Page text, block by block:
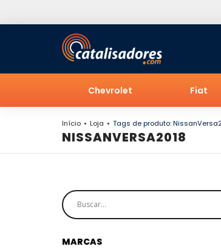
Chevrolet Fiat
Início Loja Tags de produto:
NISSANVERSA2018
MARCAS